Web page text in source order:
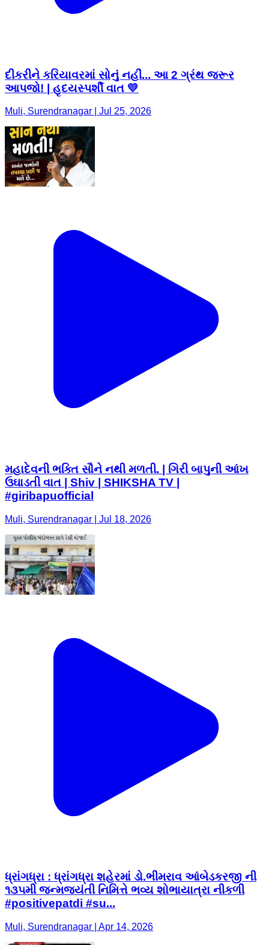
દીકરીને કરિયાવરમાં સોનું નહીં... આ 2 ગ્રંથ જરૂર
આપજો! | હૃદયસ્પર્શી વાત 💛
Muli, Surendranagar | Jul 25, 2026
મહાદેવની ભક્તિ સૌને નથી મળતી. | ગિરી બાપુની આંખ
ઉઘાડતી વાત | Shiv | SHIKSHA TV |
#giribapuofficial
Muli, Surendranagar | Jul 18, 2026
ધ્રાંગધ્રા : ધ્રાંગધ્રા શહેરમાં ડો.ભીમરાવ આંબેડકરજી ની
૧૩૫મી જન્મજયંતી નિમિત્તે ભવ્ય શોભાયાત્રા નીકળી
#positivepatdi #su...
Muli, Surendranagar | Apr 14, 2026